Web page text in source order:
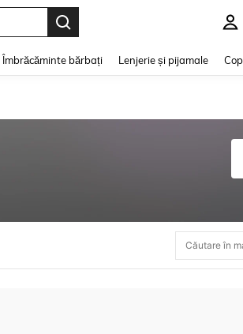
Îmbrăcăminte bărbați Lenjerie și pijamale